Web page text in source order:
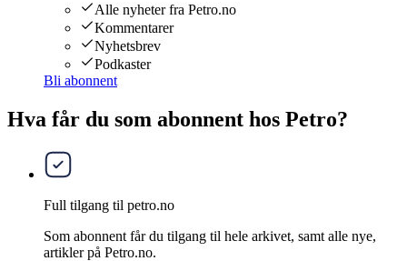
Alle nyheter fra Petro.no
Kommentarer
Nyhetsbrev
Podkaster
Bli abonnent
Hva får du som abonnent hos Petro?
Full tilgang til petro.no
Som abonnent får du tilgang til hele arkivet, samt alle nye,
artikler på Petro.no.